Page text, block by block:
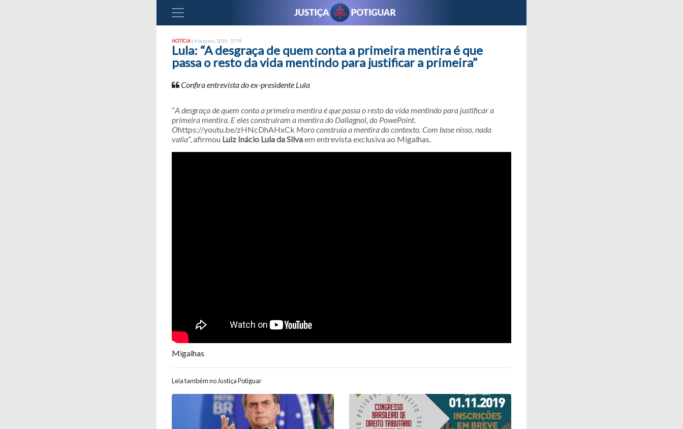
NOTÍCIA | 4 outubro, 2019 - 17:59
Lula: “A desgraça de quem conta a primeira mentira é que
passa o resto da vida mentindo para justificar a primeira”
Confira entrevista do ex-presidente Lula
“A desgraça de quem conta a primeira mentira é que passa o resto da vida mentindo para justificar a
primeira mentira. E eles construíram a mentira do Dallagnol, do PowePoint.
Ohttps://youtu.be/zHNcDhAHxCk Moro construía a mentira do contexto. Com base nisso, nada
valia“, afirmou Luiz Inácio Lula da Silvaem entrevista exclusiva ao Migalhas.
Migalhas
Leia também no Justiça Potiguar
Navegação entre posts